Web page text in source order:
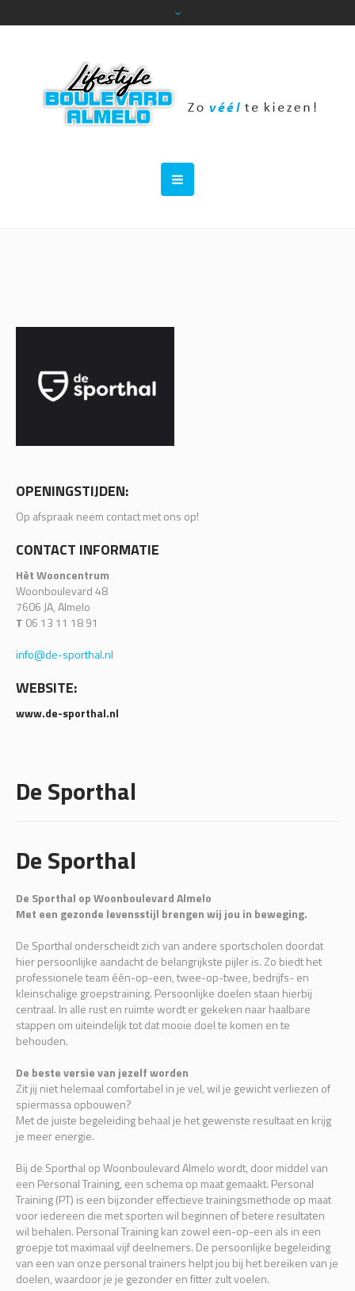
OPENINGSTIJDEN:
Op afspraak neem contact met ons op!
CONTACT INFORMATIE
Hèt Wooncentrum
Woonboulevard 48
7606 JA, Almelo
T 06 13 11 18 91
info@de-sporthal.nl
WEBSITE:
www.de-sporthal.nl
De Sporthal
De Sporthal
De Sporthal op Woonboulevard Almelo
Met een gezonde levensstijl brengen wij jou in beweging.
De Sporthal onderscheidt zich van andere sportscholen doordat
hier persoonlijke aandacht de belangrijkste pijler is. Zo biedt het
professionele team één-op-een, twee-op-twee, bedrijfs- en
kleinschalige groepstraining. Persoonlijke doelen staan hierbij
centraal. In alle rust en ruimte wordt er gekeken naar haalbare
stappen om uiteindelijk tot dat mooie doel te komen en te
behouden.
De beste versie van jezelf worden
Zit jij niet helemaal comfortabel in je vel, wil je gewicht verliezen of
spiermassa opbouwen?
Met de juiste begeleiding behaal je het gewenste resultaat en krijg
je meer energie.
Bij de Sporthal op Woonboulevard Almelo wordt, door middel van
een Personal Training, een schema op maat gemaakt. Personal
Training (PT) is een bijzonder effectieve trainingsmethode op maat
voor iedereen die met sporten wil beginnen of betere resultaten
wil behalen. Personal Training kan zowel een-op-een als in een
groepje tot maximaal vijf deelnemers. De persoonlijke begeleiding
van een van onze personal trainers helpt jou bij het bereiken van je
doelen, waardoor je je gezonder en fitter zult voelen.